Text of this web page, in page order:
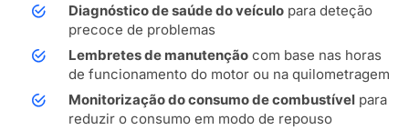
Diagnóstico de saúde do veículo para deteção
precoce de problemas
Lembretes de manutenção com base nas horas
de funcionamento do motor ou na quilometragem
Monitorização do consumo de combustível para
reduzir o consumo em modo de repouso